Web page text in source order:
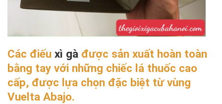
Các điếu xì gà được sản xuất hoàn toàn
bằng tay với những chiếc lá thuốc cao
cấp, được lựa chọn đặc biệt từ vùng
Vuelta Abajo.